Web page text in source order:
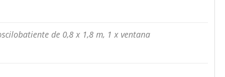
de 0,8 x 1,8 m, 1 x ventana